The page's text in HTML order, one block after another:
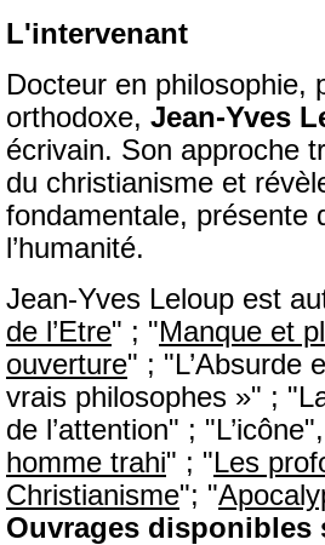
L'intervenant
Docteur en philosophie,
orthodoxe, Jean-Yves
écrivain. Son approche
du christianisme et
fondamentale, présente
l’humanité.
Jean-Yves Leloup est
de l’Etre" ; "Manque et
ouverture" ; "L’Absurde
vrais philosophes »" ;
de l’attention" ;
homme trahi" ; "Les
Christianisme"; "
Ouvrages disponibles